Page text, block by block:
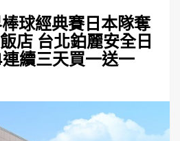
球經典賽日本隊奪
店 台北鉑麗安全日
續三天買一送一